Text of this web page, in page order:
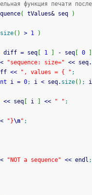
функция печати
( tValues& seq
)
size( ) > 1
)
diff = seq 1 - seq 0
"sequence: size=" << seq.
<< ", values = { " ;
i = 0; i < seq. size( ) ; i
<< seq i << " " ;
"}\n" ;
"NOT a sequence" << endl ;